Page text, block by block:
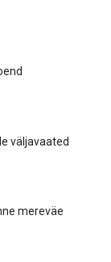
väljavaated
mereväe